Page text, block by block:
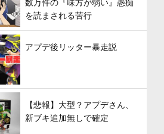
数万件の『味方が弱い』愚痴
を読まされる苦行
アプデ後リッター暴走説
【悲報】大型？アプデさん、
新ブキ追加無しで確定